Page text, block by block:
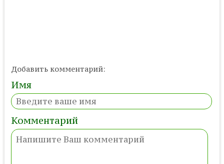
Добавить комментарий:
Имя
Комментарий